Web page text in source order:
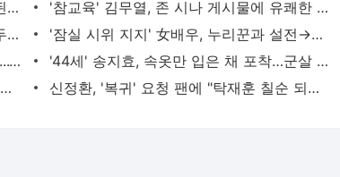
한가인, '연예계 닮은꼴' 김동준 친누나 된다…'신병4' 특별 출연 [공식]
'참교육' 김무열, 존 시나 게시물에 유쾌한 답변…"이제 나를 볼 수 있어" [MHN:피드]
"박민수답지 않아" 처음 마주한 불안과 두려움…'무명전설' 이룬 성장 [mhn★심화인터뷰③]
'잠실 시위 지지' 女배우, 누리꾼과 설전→의미심장 문구 "회개하게 하심" [MHN:피드]
'참교육' 진기주, 관세청도 '공식 팬 인증'..."알고리즘이 점령" [MHN:피드]
'44세' 송지효, 속옷만 입은 채 포착…군살 하나 없이 뽐낸 아찔한 '몸매' [MHN:피드]
배용준♥박수진·박신혜♥최태준, 싱가포르 여행 같이 가더니... '디즈니 크루즈'서 포착
신정환, '복귀' 요청 팬에 "탁재훈 칠순 되기 전에 가능하지 않겠냐" [MHN:피드]